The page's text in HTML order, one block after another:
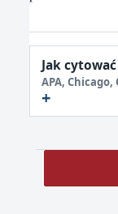
Jak cytować
APA, Chicago,